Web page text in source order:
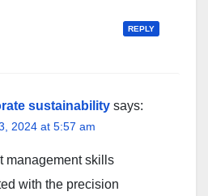
REPLY
sustainability says:
2024 at 5:57 am
management skills
with the precision